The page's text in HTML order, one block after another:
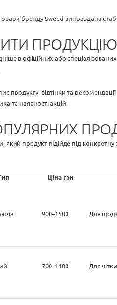
бренду Sweed виправдана
ПРОДУКЦІЮ
в офіційних або
продукту, відтінки та
та наявності акцій.
який продукт підійде під
Ціна грн
900–1500 Для
700–1100 Для